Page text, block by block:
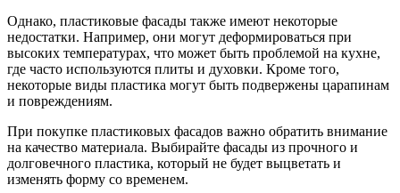
Однако, пластиковые фасады также имеют некоторые
недостатки. Например, они могут деформироваться при
высоких температурах, что может быть проблемой на кухне,
где часто используются плиты и духовки. Кроме того,
некоторые виды пластика могут быть подвержены царапинам
и повреждениям.
При покупке пластиковых фасадов важно обратить внимание
на качество материала. Выбирайте фасады из прочного и
долговечного пластика, который не будет выцветать и
изменять форму со временем.